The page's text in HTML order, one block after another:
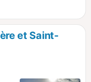
et des Énergies et
et Saint-